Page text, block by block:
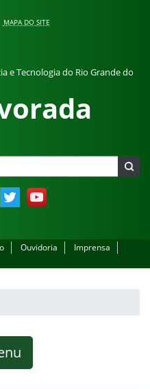
MAPA DO SITE
e Tecnologia do Rio Grande do
Twitter YouTube
Ouvidoria
Imprensa